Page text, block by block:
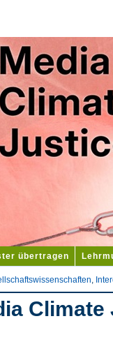
übertragen
Climate